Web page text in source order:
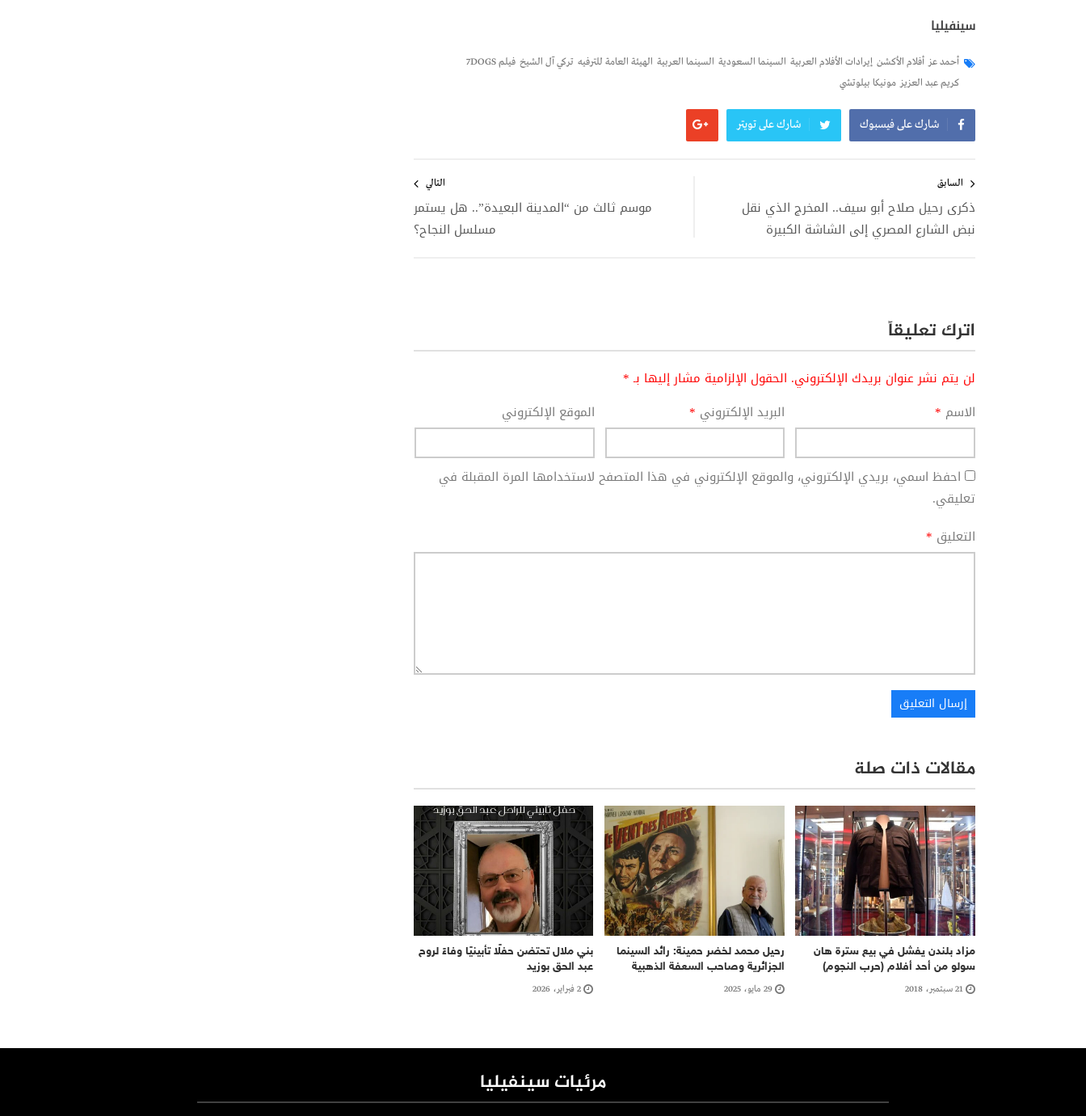
سينفيليا
أحمد عز أفلام الأكشن إيرادات الأفلام العربية السينما السعودية السينما العربية الهيئة العامة للترفيه تركي آل الشيخ فيلم 7DOGS
كريم عبد العزيز مونيكا بيلوتشي
شارك على فيسبوك شارك على تويتر
المقالات
السابق
ذكرى رحيل صلاح أبو سيف.. المخرج الذي نقل
نبض الشارع المصري إلى الشاشة الكبيرة
التالي
موسم ثالث من “المدينة البعيدة”.. هل يستمر
مسلسل النجاح؟
اترك تعليقاً
لن يتم نشر عنوان بريدك الإلكتروني. الحقول الإلزامية مشار إليها بـ*
الاسم * البريد الإلكتروني * الموقع الإلكتروني
احفظ اسمي، بريدي الإلكتروني، والموقع الإلكتروني في هذا المتصفح لاستخدامها المرة المقبلة في
تعليقي.
التعليق *
مقالات ذات صلة
مزاد بلندن يفشل في بيع سترة هان
سولو من أحد أفلام (حرب النجوم)
21 سبتمبر، 2018
رحيل محمد لخضر حمينة: رائد السينما
الجزائرية وصاحب السعفة الذهبية
29 مايو، 2025
بني ملال تحتضن حفلًا تأبينيًا وفاءً لروح
عبد الحق بوزيد
2 فبراير، 2026
مرئيات سينفيليا